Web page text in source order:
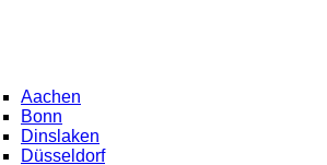
Aachen
Bonn
Dinslaken
Düsseldorf